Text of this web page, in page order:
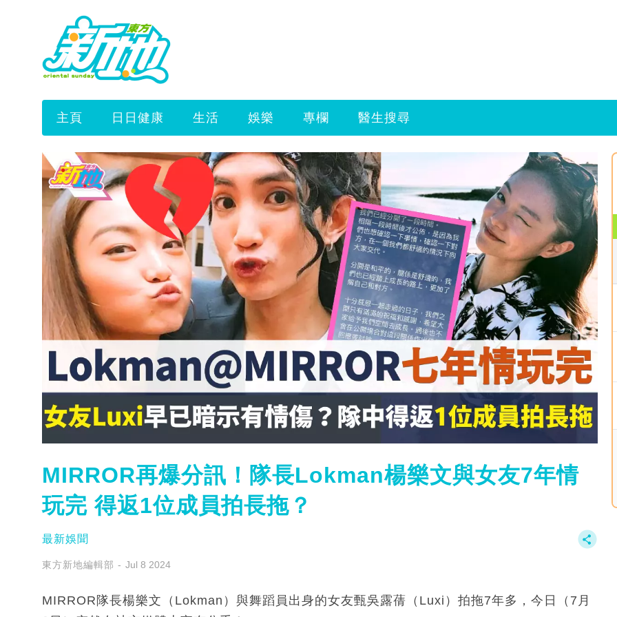
主頁 日日健康 生活 娛樂 專欄 醫生搜尋
MIRROR再爆分訊！隊長Lokman楊樂文與女友7年情
玩完 得返1位成員拍長拖？
最新娛聞
東方新地編輯部 Jul 8 2024
MIRROR隊長楊樂文（Lokman）與舞蹈員出身的女友甄吳露蒨（Luxi）拍拖7年多，今日（7月